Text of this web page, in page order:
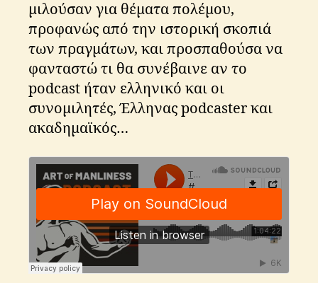
μιλούσαν για θέματα πολέμου,
προφανώς από την ιστορική σκοπιά
των πραγμάτων, και προσπαθούσα να
φανταστώ τι θα συνέβαινε αν το
podcast ήταν ελληνικό και οι
συνομιλητές, Έλληνας podcaster και
ακαδημαϊκός…
a
rt
f
a
nl
s
s
b
r